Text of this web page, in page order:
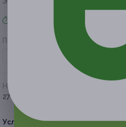
Поделиться с друзьями
Начало действия
27 ноября 2020 г.
Условия Описание Гарантии